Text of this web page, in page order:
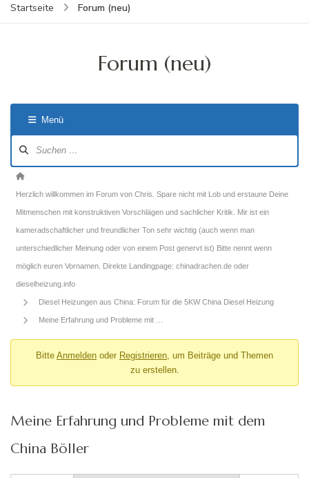
Startseite Forum (neu)
Forum (neu)
Menü
Navigation
Forum-
Breadcrumbs
-
Du
bist
hier:
Herzlich willkommen im Forum von Chris. Spare nicht mit Lob und erstaune Deine
Mitmenschen mit konstruktiven Vorschlägen und sachlicher Kritik. Mir ist ein
kameradschaftlicher und freundlicher Ton sehr wichtig (auch wenn man
unterschiedlicher Meinung oder von einem Post genervt ist) Bitte nennt wenn
möglich euren Vornamen. Direkte Landingpage: chinadrachen.de oder
dieselheizung.info
Diesel Heizungen aus China: Forum für die 5KW China Diesel Heizung
Meine Erfahrung und Probleme mit …
Bitte Anmelden oder Registrieren , um Beiträge und Themen
zu erstellen.
Meine Erfahrung und Probleme mit dem
China Böller